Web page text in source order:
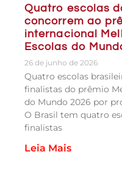
Quatro escolas
concorrem ao
internacional
Escolas do
26 de junho de 2026
Quatro escolas
finalistas do prêmio
do Mundo 2026 por
O Brasil tem quatro
finalistas
Leia Mais